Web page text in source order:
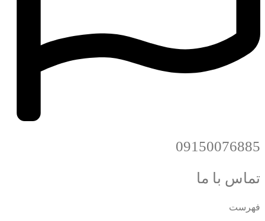
09150076885
تماس با ما
فهرست